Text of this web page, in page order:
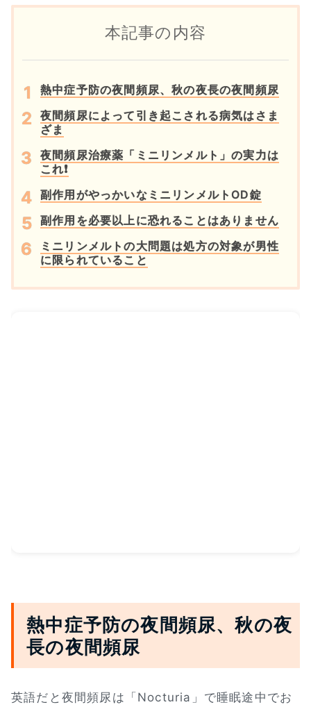
本記事の内容
熱中症予防の夜間頻尿、秋の夜長の夜間頻尿
夜間頻尿によって引き起こされる病気はさま
ざま
夜間頻尿治療薬「ミニリンメルト」の実力は
これ❗
副作用がやっかいなミニリンメルトOD錠
副作用を必要以上に恐れることはありません
ミニリンメルトの大問題は処方の対象が男性
に限られていること
熱中症予防の夜間頻尿、秋の夜
長の夜間頻尿
英語だと夜間頻尿は「Nocturia」で睡眠途中でお